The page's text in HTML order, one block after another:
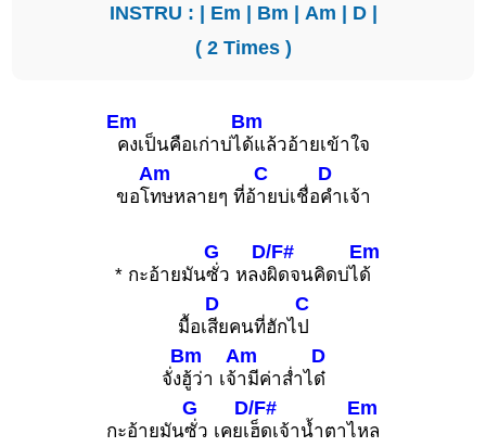
INSTRU : | Em | Bm | Am | D|
( 2 Times )
Em
คงเป็นคือเก่าบ่ไ
Bm
ด้แล้วอ้ายเข้าใจ
ขอโ
Am
ทษหลายๆ ที่อ้
C
ายบ่เชื่อ
D
คำเจ้า
* กะอ้ายมัน
G
ซั่ว หลง
D/F#
ผิดจนคิดบ่ไ
Em
ด้
มื้อเ
D
สียคนที่ฮักไ
C
ป
จั่ง
Bm
ฮู้ว่า เจ้
Am
ามีค่าส่ำไ
D
ด๋
กะอ้ายมัน
G
ซั่ว เคยเ
D/F#
ฮ็ดเจ้าน้ำตาไ
Em
หล